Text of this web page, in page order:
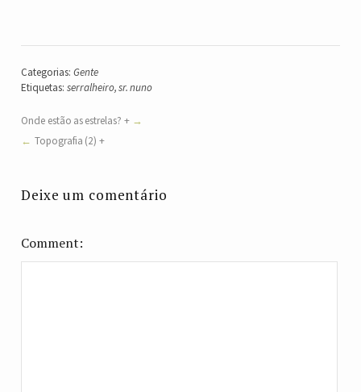
Categorias: Gente
Etiquetas: serralheiro,sr. nuno
Onde estão as estrelas? +
Topografia (2) +
Deixe um comentário
Comment